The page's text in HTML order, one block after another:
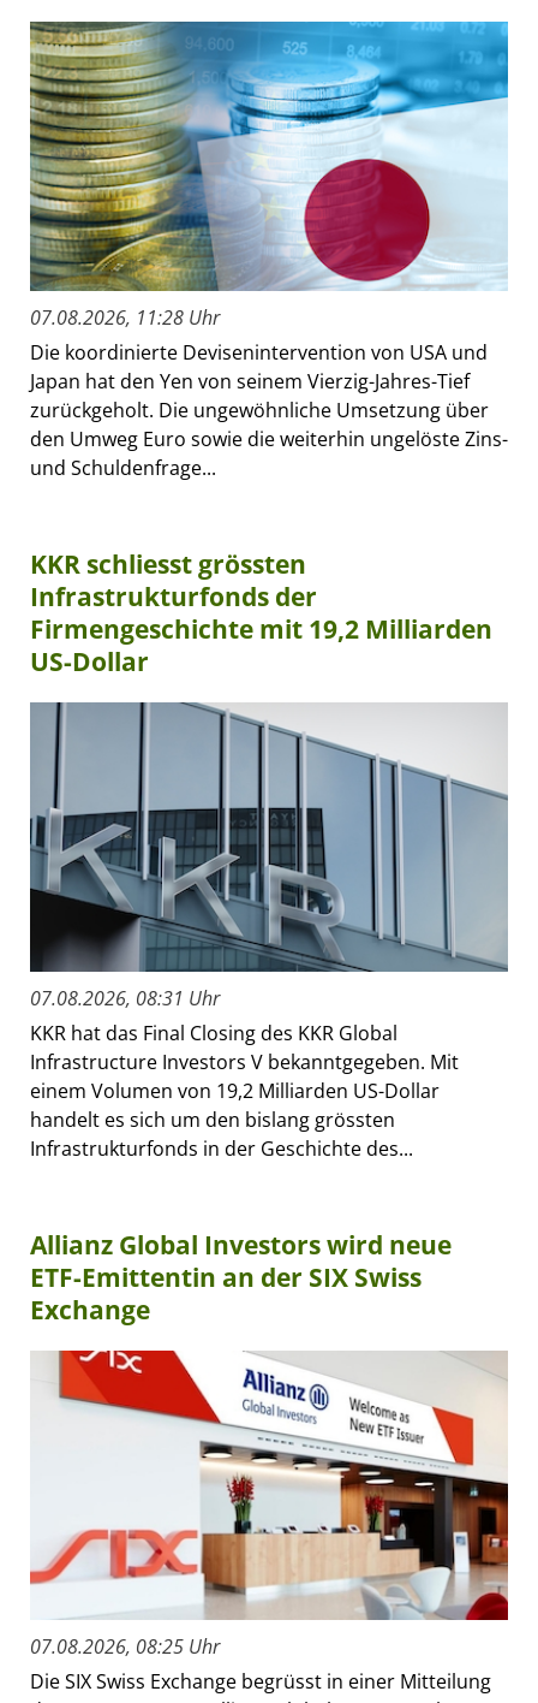
07.08.2026, 11:28 Uhr
Die koordinierte Devisenintervention von USA und
Japan hat den Yen von seinem Vierzig-Jahres-Tief
zurückgeholt. Die ungewöhnliche Umsetzung über
den Umweg Euro sowie die weiterhin ungelöste Zins-
und Schuldenfrage...
KKR schliesst grössten
Infrastrukturfonds der
Firmengeschichte mit 19,2 Milliarden
US-Dollar
07.08.2026, 08:31 Uhr
KKR hat das Final Closing des KKR Global
Infrastructure Investors V bekanntgegeben. Mit
einem Volumen von 19,2 Milliarden US-Dollar
handelt es sich um den bislang grössten
Infrastrukturfonds in der Geschichte des...
Allianz Global Investors wird neue
ETF-Emittentin an der SIX Swiss
Exchange
07.08.2026, 08:25 Uhr
Die SIX Swiss Exchange begrüsst in einer Mitteilung